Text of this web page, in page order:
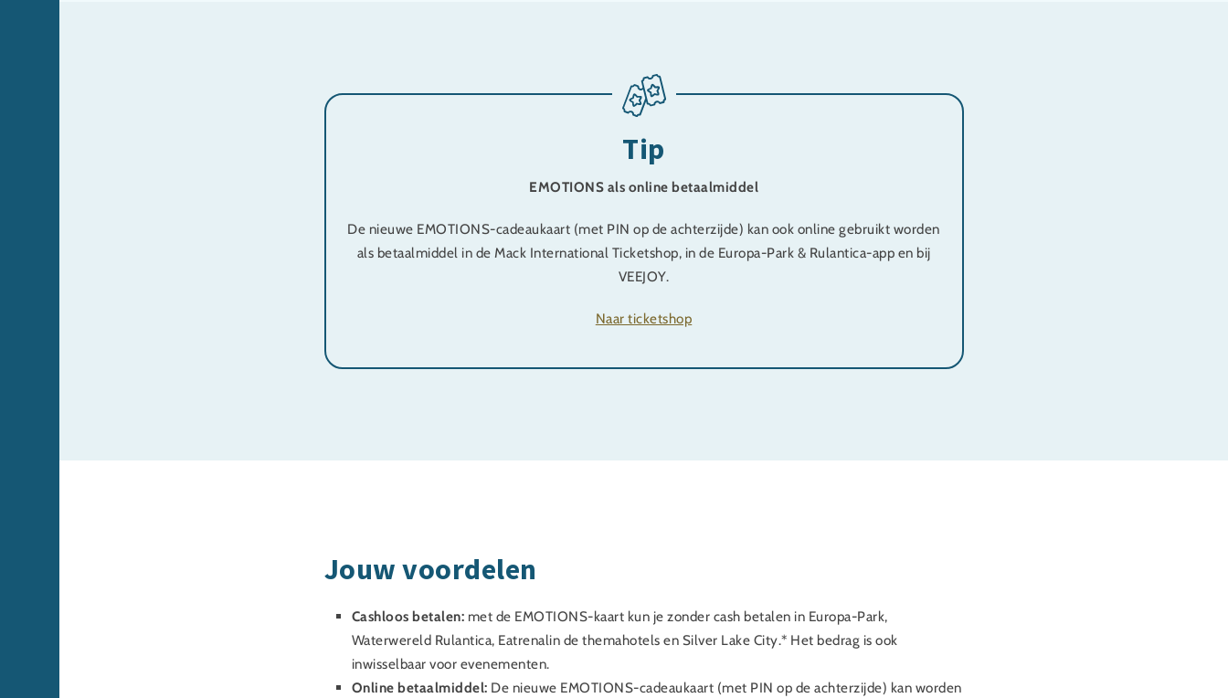
Tip
EMOTIONS als online betaalmiddel
De nieuwe EMOTIONS-cadeaukaart (met PIN op de achterzijde) kan ook online gebruikt worden
als betaalmiddel in de Mack International Ticketshop, in de Europa-Park & Rulantica-app en bij
VEEJOY.
Naar ticketshop
Jouw voordelen
Cashloos betalen: met de EMOTIONS-kaart kun je zonder cash betalen in Europa-Park,
Waterwereld Rulantica, Eatrenalin de themahotels en Silver Lake City.* Het bedrag is ook
inwisselbaar voor evenementen.
Online betaalmiddel: De nieuwe EMOTIONS-cadeaukaart (met PIN op de achterzijde) kan worden